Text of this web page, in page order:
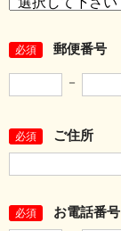
必須 郵便番号
－
必須 ご住所
必須 お電話番号